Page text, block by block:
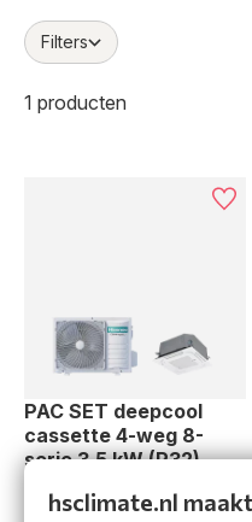
Filters
1 producten
PAC SET deepcool
cassette 4-weg 8-
serie 3,5 kW (R32)
AUW35ACT8-D
hsclimate.nl